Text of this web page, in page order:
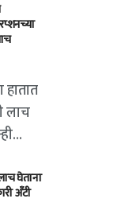
लाच
घेताना
अँटी